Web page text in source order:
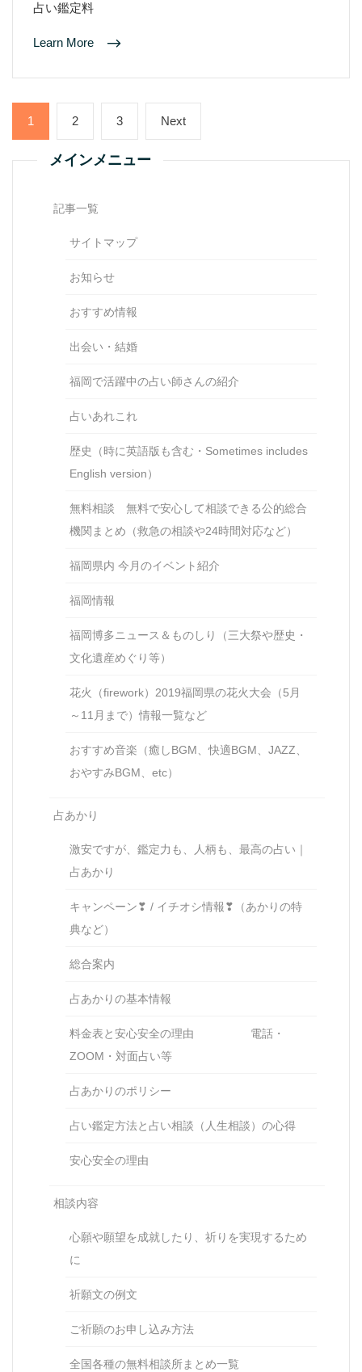
占い鑑定料
Learn More
ナ
Page
1 Page
2 Page
3 NextNext
page
メインメニュー
記事一覧
サイトマップ
お知らせ
おすすめ情報
出会い・結婚
福岡で活躍中の占い師さんの紹介
占いあれこれ
歴史（時に英語版も含む・Sometimes includes
English version）
無料相談 無料で安心して相談できる公的総合
機関まとめ（救急の相談や24時間対応など）
福岡県内 今月のイベント紹介
福岡情報
福岡博多ニュース＆ものしり（三大祭や歴史・
文化遺産めぐり等）
花火（firework）2019福岡県の花火大会（5月
～11月まで）情報一覧など
おすすめ音楽（癒しBGM、快適BGM、JAZZ、
おやすみBGM、etc）
占あかり
激安ですが、鑑定力も、人柄も、最高の占い｜
占あかり
キャンペーン❣ / イチオシ情報❣（あかりの特
典など）
総合案内
占あかりの基本情報
料金表と安心安全の理由 電話・
ZOOM・対面占い等
占あかりのポリシー
占い鑑定方法と占い相談（人生相談）の心得
安心安全の理由
相談内容
心願や願望を成就したり、祈りを実現するため
に
祈願文の例文
ご祈願のお申し込み方法
全国各種の無料相談所まとめ一覧